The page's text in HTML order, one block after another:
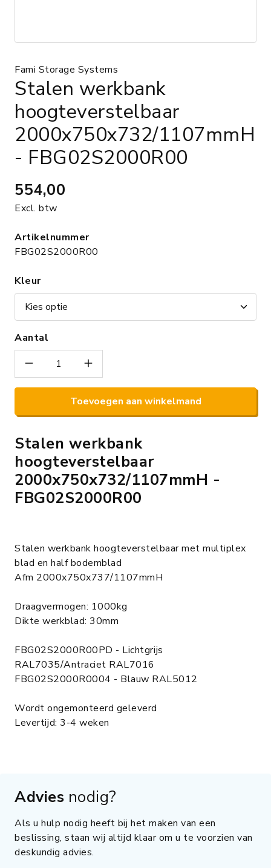
Fami Storage Systems
Stalen werkbank
hoogteverstelbaar
2000x750x732/1107mmH
- FBG02S2000R00
554,00
Excl. btw
Artikelnummer
FBG02S2000R00
Kleur
Aantal
Toevoegen aan winkelmand
Stalen werkbank
hoogteverstelbaar
2000x750x732/1107mmH -
FBG02S2000R00
Stalen werkbank hoogteverstelbaar met multiplex
blad en half bodemblad
Afm 2000x750x737/1107mmH
Draagvermogen: 1000kg
Dikte werkblad: 30mm
FBG02S2000R00PD - Lichtgrijs
RAL7035/Antraciet RAL7016
FBG02S2000R0004 - Blauw RAL5012
Wordt ongemonteerd geleverd
Levertijd: 3-4 weken
Advies nodig?
Als u hulp nodig heeft bij het maken van een
beslissing, staan wij altijd klaar om u te voorzien van
deskundig advies.